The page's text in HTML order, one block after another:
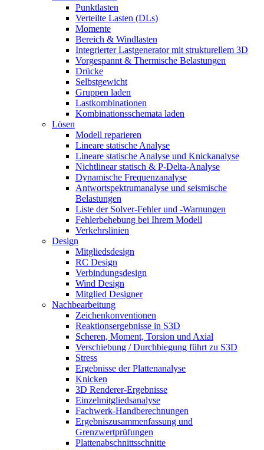
Punktlasten
Verteilte Lasten (DLs)
Momente
Bereich & Windlasten
Integrierter Lastgenerator mit strukturellem 3D
Vorgespannt & Thermische Belastungen
Drücke
Selbstgewicht
Gruppen laden
Lastkombinationen
Kombinationsschemata laden
Lösen
Modell reparieren
Lineare statische Analyse
Lineare statische Analyse und Knickanalyse
Nichtlinear statisch & P-Delta-Analyse
Dynamische Frequenzanalyse
Antwortspektrumanalyse und seismische
Belastungen
Liste der Solver-Fehler und -Warnungen
Fehlerbehebung bei Ihrem Modell
Verkehrslinien
Design
Mitgliedsdesign
RC Design
Verbindungsdesign
Wind Design
Mitglied Designer
Nachbearbeitung
Zeichenkonventionen
Reaktionsergebnisse in S3D
Scheren, Moment, Torsion und Axial
Verschiebung / Durchbiegung führt zu S3D
Stress
Ergebnisse der Plattenanalyse
Knicken
3D Renderer-Ergebnisse
Einzelmitgliedsanalyse
Fachwerk-Handberechnungen
Ergebniszusammenfassung und
Grenzwertprüfungen
Plattenabschnittsschnitte